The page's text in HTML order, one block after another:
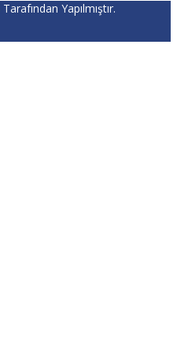
Tarafından Yapılmıştır.